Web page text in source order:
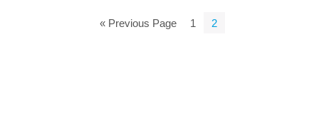
« Previous Page 1 2